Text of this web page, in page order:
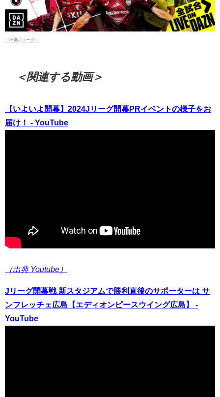
（出典 Jリーグ）
＜関連する動画＞
【いよいよ開幕】2024Jリーグ開幕PRイベントの様子をお
届け！ - YouTube
（出典 Youtube）
Jリーグ開幕戦 新スタジアムで勝利直後のサポーターは サ
ンフレッチェ広島【エディオンピースウイング広島】 -
YouTube